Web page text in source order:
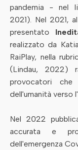
pandemia - nel
2021). Nel 2021,
presentato
realizzato da
RaiPlay, nella
(Lindau, 2022)
provocatori che
dell'umanità
Nel 2022
accurata e
dell'emergenza